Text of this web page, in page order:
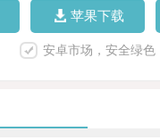
苹果下载
安卓市场，安全绿色